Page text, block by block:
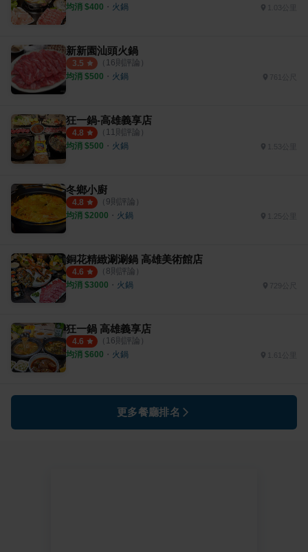
均消 $400 ・ 火鍋
新新園汕頭火鍋
3.5 （ 16則評論）
均消 $500 ・ 火鍋
狂一鍋-高雄義享店
4.8 （ 11則評論）
均消 $500 ・ 火鍋 1.53公里
冬鄉小廚
4.8 （ 9則評論）
均消 $2000 ・ 火鍋 1.25公里
銅花精緻涮涮鍋 高雄美術館店
4.6 （ 8則評論）
均消 $3000 ・ 火鍋
狂一鍋 高雄義享店
4.6 （ 16則評論）
均消 $600 ・ 火鍋
更多餐廳排名